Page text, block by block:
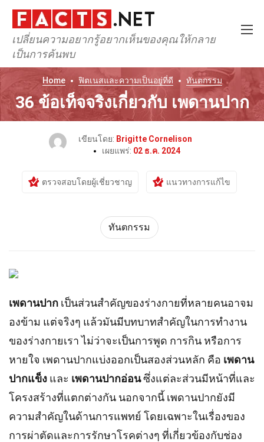
เปลี่ยนความอยากรู้อยากเห็นของคุณให้กลาย
เป็นการค้นพบ
Home ฟิตเนสและความเป็นอยู่ที่ดี ทันตกรรม
36 ข้อเท็จจริงเกี่ยวกับ เพดานปาก
เขียนโดย: Brigitte Cornelison
เผยแพร่: 02 ธ.ค. 2024
ตรวจสอบโดยผู้เชี่ยวชาญ แนวทางการแก้ไข
ทันตกรรม
เพดานปาก เป็นส่วนสำคัญของร่างกายที่หลายคนอาจม
องข้าม แต่จริงๆ แล้วมันมีบทบาทสำคัญในการทำงาน
ของร่างกายเรา ไม่ว่าจะเป็นการพูด การกิน หรือการ
หายใจ เพดานปากแบ่งออกเป็นสองส่วนหลัก คือ เพดาน
ปากแข็ง และ เพดานปากอ่อนซึ่งแต่ละส่วนมีหน้าที่และ
โครงสร้างที่แตกต่างกัน นอกจากนี้ เพดานปากยังมี
ความสำคัญในด้านการแพทย์ โดยเฉพาะในเรื่องของ
การผ่าตัดและการรักษาโรคต่างๆ ที่เกี่ยวข้องกับช่อง